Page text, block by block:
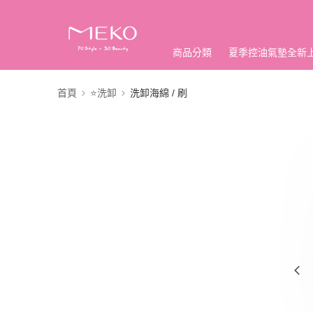
商品分類 夏季控油氣墊全新
首頁 ⭐洗卸 洗卸海綿 / 刷